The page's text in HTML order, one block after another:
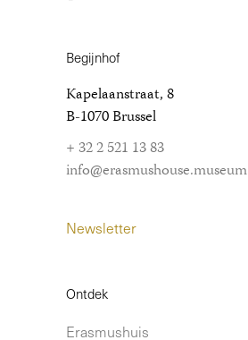
Begijnhof
Kapelaanstraat, 8
B-1070 Brussel
+ 32 2 521 13 83
info@erasmushouse.museum
Newsletter
Ontdek
Erasmushuis